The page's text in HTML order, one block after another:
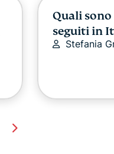
Quali
seguiti in
Stefania